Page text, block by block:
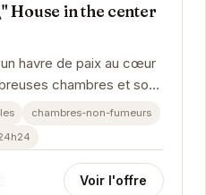
in the center
havre de paix au cœur
chambres et son
pour des...
chambres-non-fumeurs
Voir l'offre